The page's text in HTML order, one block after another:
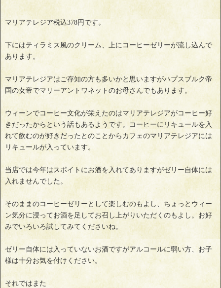
マリアテレジア税込378円です。
下にはティラミス風のクリーム、上にコーヒーゼリーが流し込んで
あります。
マリアテレジアはご存知の方も多いかと思いますがハプスブルク帝
国の女帝でマリーアントワネットのお母さんでもあります。
ウィーンでコーヒー文化が栄えたのはマリアテレジアがコーヒー好
きだったからという話もあるようです。コーヒーにリキュールを入
れて飲むのが好きだったとのことからカフェのマリアテレジアには
リキュールが入っています。
当店では今年はスポイトにお酒を入れてありますがゼリー自体には
入れませんでした。
そのままのコーヒーゼリーとして楽しむのもよし、ちょっとウィー
ン気分に浸ってお酒を足してお召し上がりいただくのもよし。お好
みでいろいろ試してみてくださいね。
ゼリー自体には入っていないお酒ですがアルコールに弱い方、お子
様は十分お気を付けください。
それではまた